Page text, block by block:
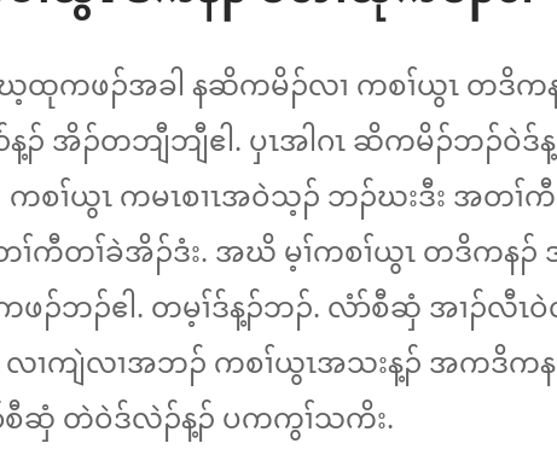
ထုကဖၣ်အခါ နဆိကမိၣ်လၢ ကစၢ်ယွၤ တဒိက
ၣ်​ အိၣ်တဘျီဘျီဧါ. ပှၤအါဂၤ ဆိကမိၣ်ဘၣ်ဝဲဒ်
ကစၢ်ယွၤ ကမၤစၢၤအဝဲသ့ၣ်​ ဘၣ်ဃးဒီး အတ
ကီတၢ်ခဲအိၣ်ဒံး. အဃိ မ့ၢ်ကစၢ်ယွၤ တဒိကန
ၣ်ဘၣ်ဧါ. တမ့ၢ်ဒ်န့ၣ်ဘၣ်. လံာ်စီဆှံ အၢၣ်လီၤ
လၢကျဲလၢအဘၣ်​ ကစၢ်ယွၤအသးန့ၣ်​ အကဒိက
ဆှံ တဲဝဲဒ်လဲၣ်န့ၣ်​ ပကကွၢ်သကိး.